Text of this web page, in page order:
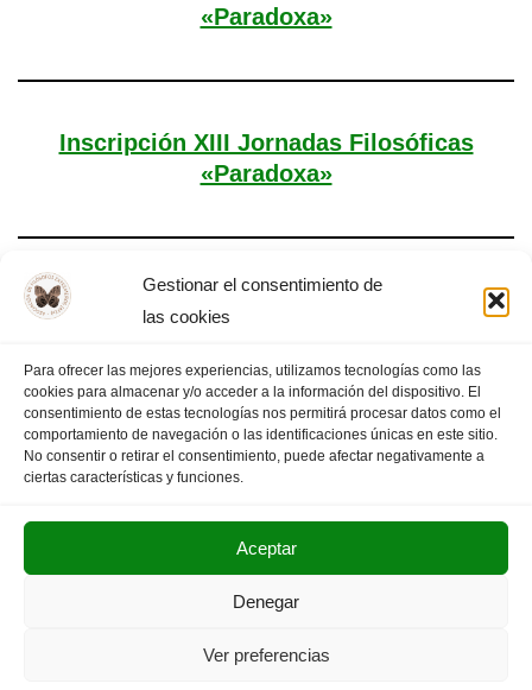
Gestionar el consentimiento de
las cookies
Para ofrecer las mejores experiencias, utilizamos tecnologías como las
cookies para almacenar y/o acceder a la información del dispositivo. El
consentimiento de estas tecnologías nos permitirá procesar datos como el
comportamiento de navegación o las identificaciones únicas en este sitio.
No consentir o retirar el consentimiento, puede afectar negativamente a
ciertas características y funciones.
Aceptar
Denegar
Ver preferencias
«Paradoxa»
Inscripción XIII Jornadas Filosóficas
«Paradoxa»
Tema XII Jornadas Filosóficas «Paradoxa»
1 2 3 PÁGINA SIGUIENTE
POLITICA DE PRIVACIDAD
AVISO LEGAL